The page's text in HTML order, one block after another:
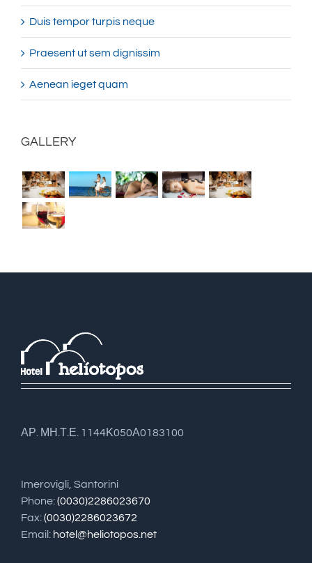
Duis tempor turpis neque
Praesent ut sem dignissim
Aenean ieget quam
GALLERY
ΑΡ. ΜΗ.Τ.Ε. 1144Κ050Α0183100
Imerovigli, Santorini
Phone:(0030)2286023670
Fax:(0030)2286023672
Email: hotel@heliotopos.net